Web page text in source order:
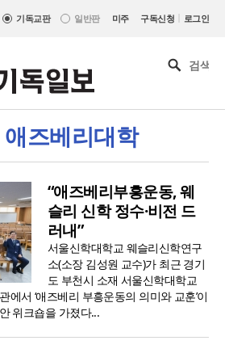
기독교판 일반판 미주 구독신청 | 로그인
애즈베리대학
“애즈베리부흥운동, 웨
슬리 신학 정수·비전 드
러내”
서울신학대학교 웨슬리신학연구
소(소장 김성원 교수)가 최근 경기
도 부천시 소재 서울신학대학교
에서 ‘애즈베리 부흥운동의 의미와 교훈’이
위크숍을 가졌다...